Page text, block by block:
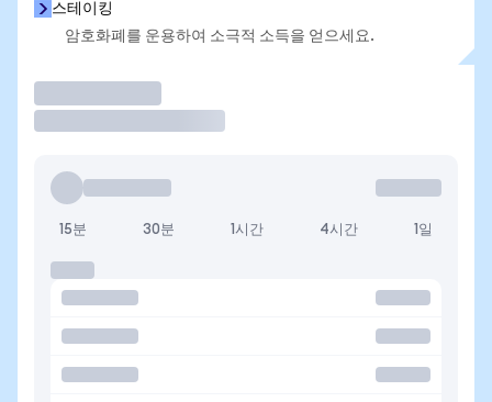
스테이킹
암호화폐를 운용하여 소극적 소득을 얻으세요.
15분 30분 1시간 4시간 1일